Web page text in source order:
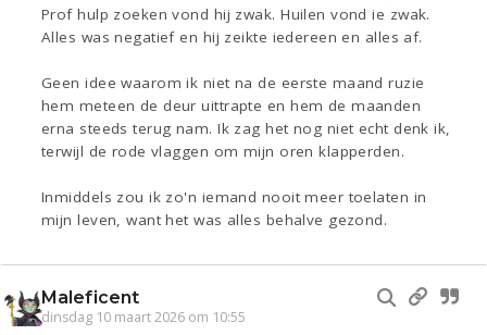
Prof hulp zoeken vond hij zwak. Huilen vond ie zwak.
Alles was negatief en hij zeikte iedereen en alles af.
Geen idee waarom ik niet na de eerste maand ruzie
hem meteen de deur uittrapte en hem de maanden
erna steeds terug nam. Ik zag het nog niet echt denk ik,
terwijl de rode vlaggen om mijn oren klapperden.
Inmiddels zou ik zo'n iemand nooit meer toelaten in
mijn leven, want het was alles behalve gezond.
Maleficent
dinsdag 10 maart 2026 om 10:55